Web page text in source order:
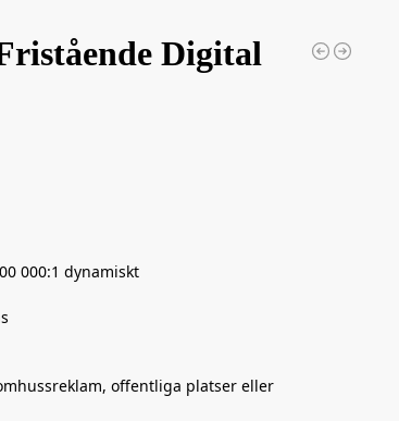
Digital
000:1 dynamiskt
offentliga platser eller